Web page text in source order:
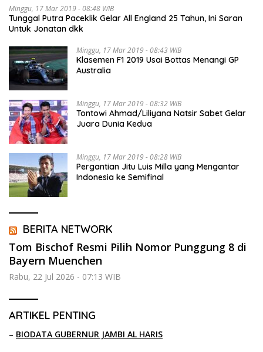
Minggu, 17 Mar 2019 - 08:48 WIB
Tunggal Putra Paceklik Gelar All England 25 Tahun, Ini Saran
Untuk Jonatan dkk
Minggu, 17 Mar 2019 - 08:43 WIB
Klasemen F1 2019 Usai Bottas Menangi GP
Australia
Minggu, 17 Mar 2019 - 08:32 WIB
Tontowi Ahmad/Liliyana Natsir Sabet Gelar
Juara Dunia Kedua
Minggu, 17 Mar 2019 - 08:28 WIB
Pergantian Jitu Luis Milla yang Mengantar
Indonesia ke Semifinal
BERITA NETWORK
Tom Bischof Resmi Pilih Nomor Punggung 8 di
Bayern Muenchen
Rabu, 22 Jul 2026 - 07:13 WIB
ARTIKEL PENTING
– BIODATA GUBERNUR JAMBI AL HARIS